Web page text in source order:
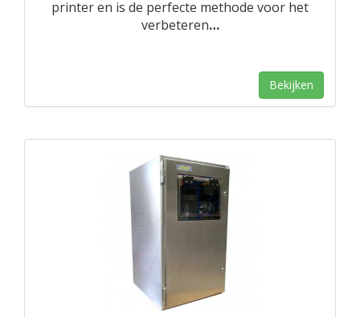
printer en is de perfecte methode voor het
verbeteren…
Bekijken